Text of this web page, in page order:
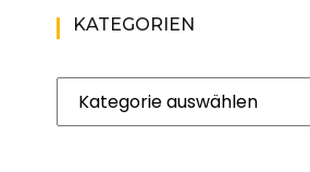
KATEGORIEN
Kategorien